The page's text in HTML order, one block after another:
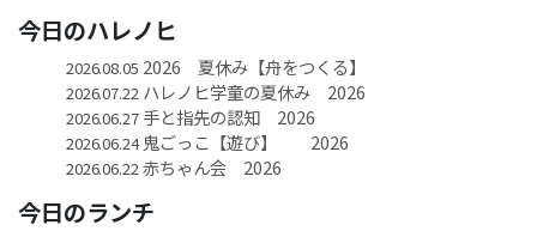
今日のハレノヒ
2026.08.05 2026 夏休み【舟をつくる】
2026.07.22ハレノヒ学童の夏休み 2026
2026.06.27手と指先の認知 2026
2026.06.24鬼ごっこ【遊び】 2026
2026.06.22赤ちゃん会 2026
今日のランチ